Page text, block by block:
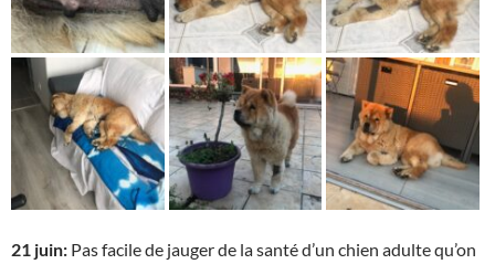
21 juin: Pas facile de jauger de la santé d’un chien adulte qu’on